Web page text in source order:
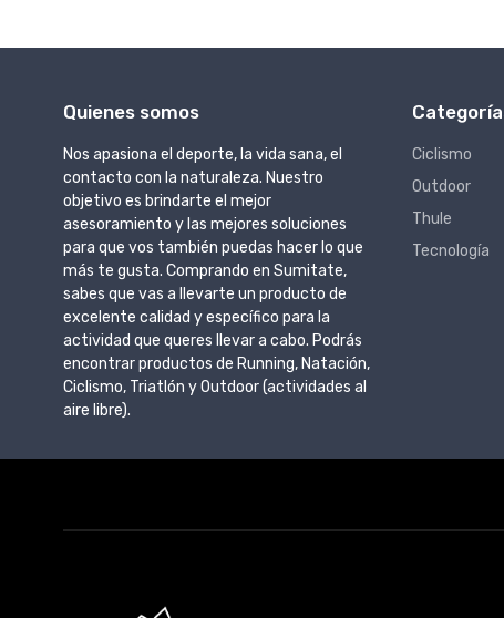
Quienes somos
Nos apasiona el deporte, la vida sana, el
contacto con la naturaleza. Nuestro
objetivo es brindarte el mejor
asesoramiento y las mejores soluciones
para que vos también puedas hacer lo que
más te gusta. Comprando en Sumitate,
sabes que vas a llevarte un producto de
excelente calidad y específico para la
actividad que queres llevar a cabo. Podrás
encontrar productos de Running, Natación,
Ciclismo, Triatlón y Outdoor (actividades al
aire libre).
Ciclismo
Outdoor
Thule
Tecnología